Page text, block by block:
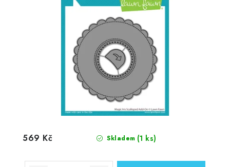
Skladem (1 ks)
569 Kč